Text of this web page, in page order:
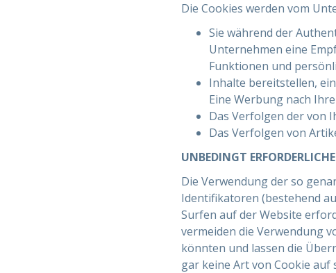
Die Cookies werden vom
Sie während der
Unternehmen eine
Funktionen und
Inhalte bereitstellen,
Eine Werbung nach
Das Verfolgen der von
Das Verfolgen von
UNBEDINGT
Die Verwendung der so
Identifikatoren (bestehend
Surfen auf der Website
vermeiden die Verwendung
könnten und lassen die
gar keine Art von Cookie auf